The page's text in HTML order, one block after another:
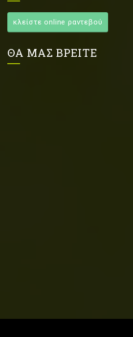
κλείστε online ραντεβού
ΘΑ ΜΑΣ ΒΡΕΙΤΕ